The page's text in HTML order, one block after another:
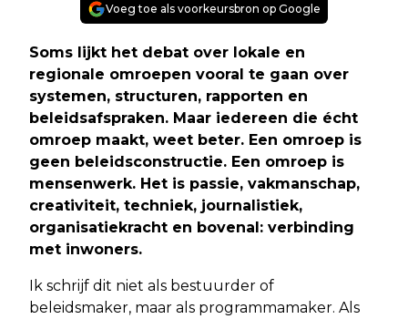
Voeg toe als voorkeursbron op Google
Soms lijkt het debat over lokale en
regionale omroepen vooral te gaan over
systemen, structuren, rapporten en
beleidsafspraken. Maar iedereen die écht
omroep maakt, weet beter. Een omroep is
geen beleidsconstructie. Een omroep is
mensenwerk. Het is passie, vakmanschap,
creativiteit, techniek, journalistiek,
organisatiekracht en bovenal: verbinding
met inwoners.
Ik schrijf dit niet als bestuurder of
beleidsmaker, maar als programmamaker. Als